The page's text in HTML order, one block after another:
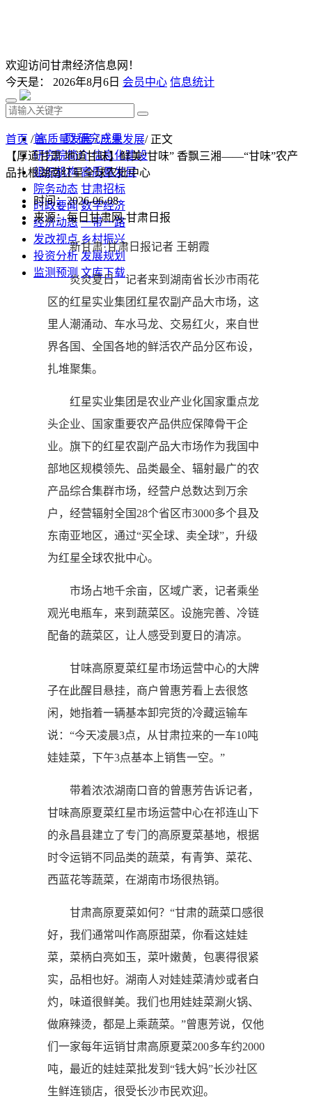
欢迎访问甘肃经济信息网！
今天是： 2026年8月6日 会员中心 信息统计
首 页 研究成果
研究院简介 信息化建设
组织机构 高质量发展
院务动态 甘肃招标
时政要闻 数字经济
经济动态 一带一路
发改视点 乡村振兴
投资分析 发展规划
监测预测 文库下载
首页 /高质量发展/产业发展/ 正文
【厚道甘肃 地道甘味】鲜美“甘味” 香飘三湘——“甘味”农产
品扎根湖南红星全球农批中心
时间：2026-06-08
来源：每日甘肃网-甘肃日报
新甘肃·甘肃日报记者 王朝霞
炎炎夏日，记者来到湖南省长沙市雨花
区的红星实业集团红星农副产品大市场，这
里人潮涌动、车水马龙、交易红火，来自世
界各国、全国各地的鲜活农产品分区布设，
扎堆聚集。
红星实业集团是农业产业化国家重点龙
头企业、国家重要农产品供应保障骨干企
业。旗下的红星农副产品大市场作为我国中
部地区规模领先、品类最全、辐射最广的农
产品综合集群市场，经营户总数达到万余
户，经营辐射全国28个省区市3000多个县及
东南亚地区，通过“买全球、卖全球”，升级
为红星全球农批中心。
市场占地千余亩，区域广袤，记者乘坐
观光电瓶车，来到蔬菜区。设施完善、冷链
配备的蔬菜区，让人感受到夏日的清凉。
甘味高原夏菜红星市场运营中心的大牌
子在此醒目悬挂，商户曾惠芳看上去很悠
闲，她指着一辆基本卸完货的冷藏运输车
说：“今天凌晨3点，从甘肃拉来的一车10吨
娃娃菜，下午3点基本上销售一空。”
带着浓浓湖南口音的曾惠芳告诉记者，
甘味高原夏菜红星市场运营中心在祁连山下
的永昌县建立了专门的高原夏菜基地，根据
时令运销不同品类的蔬菜，有青笋、菜花、
西蓝花等蔬菜，在湖南市场很热销。
甘肃高原夏菜如何？“甘肃的蔬菜口感很
好，我们通常叫作高原甜菜，你看这娃娃
菜，菜柄白亮如玉，菜叶嫩黄，包裹得很紧
实，品相也好。湖南人对娃娃菜清炒或者白
灼，味道很鲜美。我们也用娃娃菜涮火锅、
做麻辣烫，都是上乘蔬菜。”曾惠芳说，仅他
们一家每年运销甘肃高原夏菜200多车约2000
吨，最近的娃娃菜批发到“钱大妈”长沙社区
生鲜连锁店，很受长沙市民欢迎。